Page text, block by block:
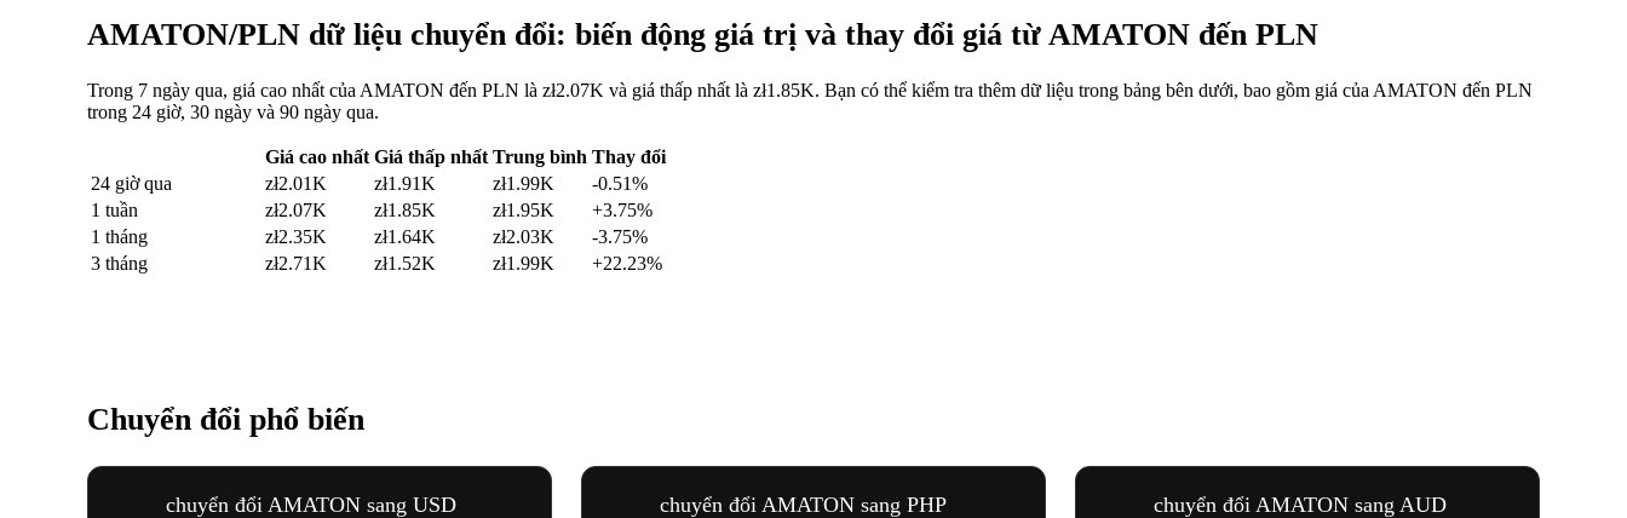
AMATON/PLN dữ liệu chuyển đổi: biến động giá trị và thay đổi giá từ AMATON đến PLN
Trong 7 ngày qua, giá cao nhất của AMATON đến PLN là zł2.07K và giá thấp nhất là zł1.85K. Bạn có thể kiểm tra thêm dữ liệu trong bảng bên dưới, bao gồm giá của AMATON đến PLN
trong 24 giờ, 30 ngày và 90 ngày qua.
Giá cao nhất Giá thấp nhất Trung bình Thay đổi
24 giờ qua
zł2.01K zł1.91K zł1.99K
-0.51%
1 tuần
zł2.07K zł1.85K zł1.95K
+3.75%
1 tháng
zł2.35K zł1.64K zł2.03K
-3.75%
3 tháng
zł2.71K zł1.52K zł1.99K +22.23%
Chuyển đổi phổ biến
chuyển đổi AMATON sang USD chuyển đổi AMATON sang PHP chuyển đổi AMATON sang AUD